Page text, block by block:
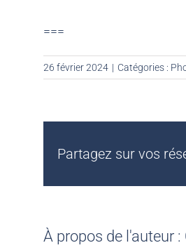
===
26 février 2024 | Catégories :
Partagez sur vos
À propos de l'auteur :